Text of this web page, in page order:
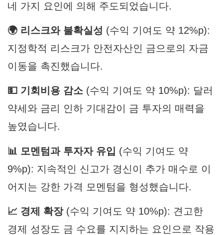
네 가지 요인에 의해 주도되었습니다.
🌍 리스크와 불확실성 (수익 기여도 약 12%p):
지정학적 리스크가 안전자산인 금으로의 자금
이동을 촉진했습니다.
💵 기회비용 감소 (수익 기여도 약 10%p): 달러
약세와 금리 인하 기대감이 금 투자의 매력을
높였습니다.
📊 모멘텀과 투자자 유입 (수익 기여도 약
9%p): 지속적인 신고가 경신이 추가 매수로 이
어지는 강한 가격 모멘텀을 형성했습니다.
📈 경제 확장(수익 기여도 약 10%p): 견고한
경제 성장도 금 수요를 지지하는 요인으로 작용